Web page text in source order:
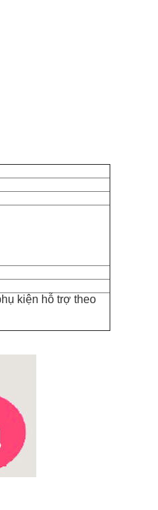
kiện hỗ trợ theo